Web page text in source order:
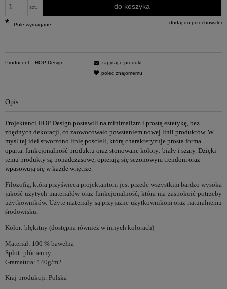
szt. do koszyka
dodaj do przechowalni
* - Pole wymagane
Producent: HOP Design
zapytaj o produkt
poleć znajomemu
Opis
Projektanci HOP Design postawili na minimalizm i prostą estetykę, bez
zbędnych dekoracji, co zaowocowało powstaniem nowej linii produktów. W
myśl tej idei stworzono linię pościeli, którą charakteryzuje prosta forma
oparta. funkcjonalność produktu oraz stonowane kolory: biały i szary. Dzięki
temu produkty są ponadczasowe, opierają się sezonowym trendom oraz
wpasowują się w każde wnętrze.
Filozofią, która przyświeca projektantom jest przede wszystkim bardzo wysoka
jakość użytych materiałów oraz funkcjonalność, która ma zaspokoić potrzeby
użytkowników. Użyte materiały są przyjazne użytkownikom oraz naturalnemu
środowisku.
Kolor: błękitny (dostępna również w innych kolorach)
Materiał: 100 % bawełna
Splot: płócienny
Gramatura: 140g/m2
Kraj produkcji: Polska